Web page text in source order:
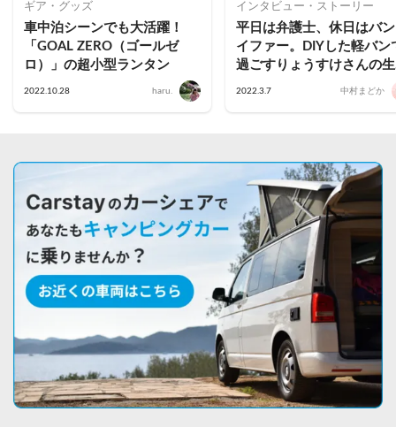
ギア・グッズ
車中泊シーンでも大活躍！
「GOAL ZERO（ゴールゼ
ロ）」の超小型ランタン
2022.10.28 haru.
インタビュー・ストーリー
平日は弁護士、休日はバ
イファー。DIYした軽バン
過ごすりょうすけさんの
2022.3.7 中村まどか